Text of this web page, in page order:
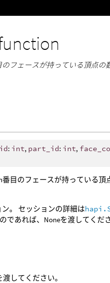
フェースが持っている頂点の
: int, part_id: int,
目のフェースが持っている頂
。 セッションの詳細は
あれば、Noneを渡してくださ
してください。